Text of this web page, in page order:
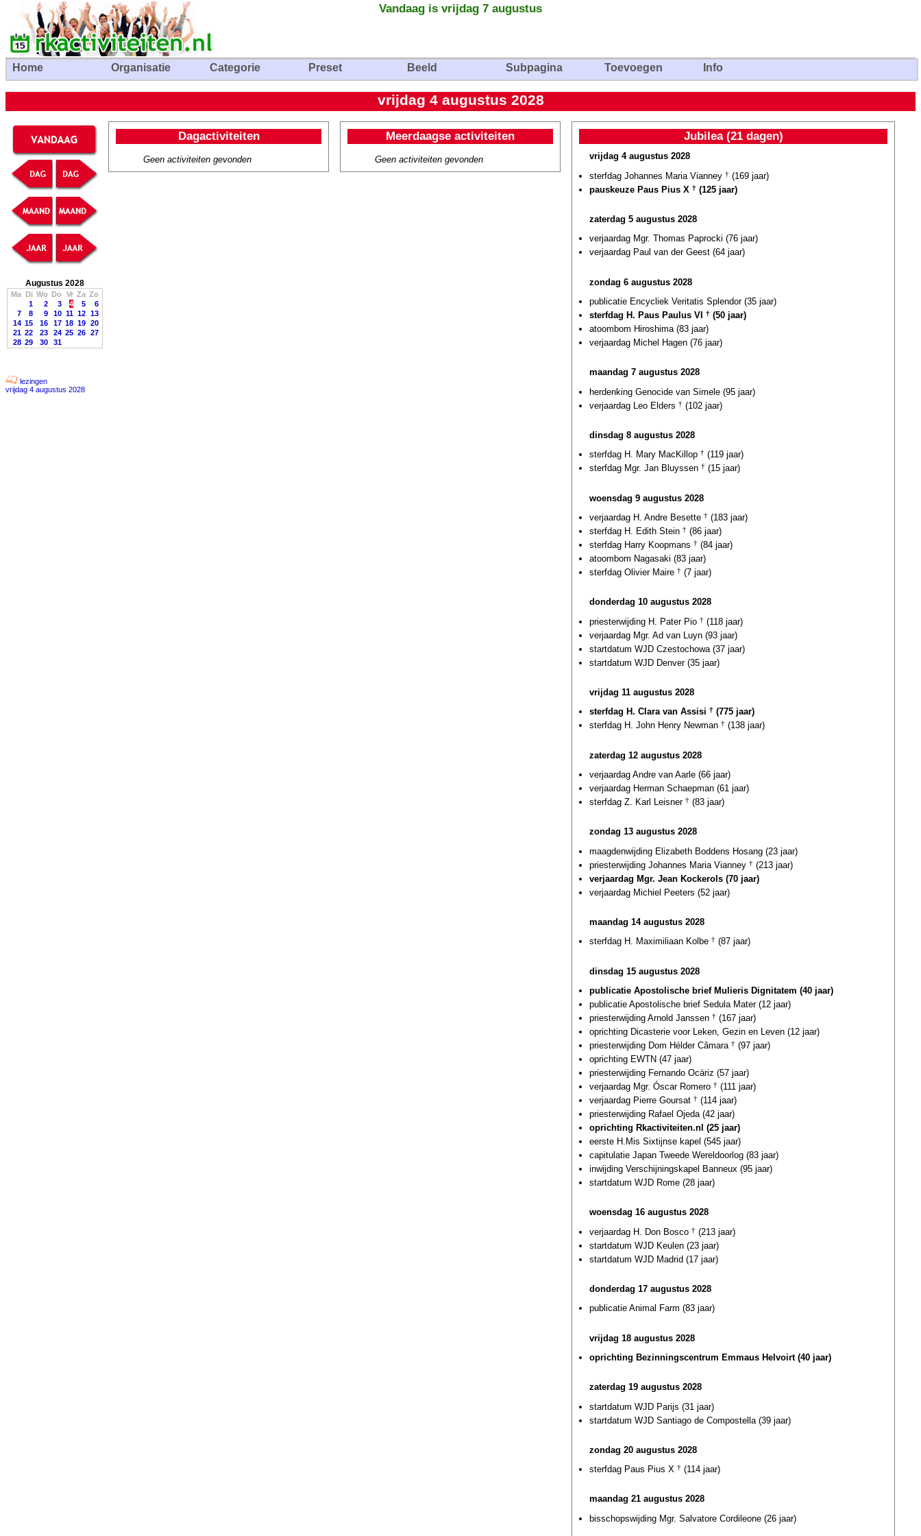
Vandaag is vrijdag 7 augustus
Home Organisatie Categorie Preset Beeld Subpagina Toevoegen Info
vrijdag 4 augustus 2028
Augustus 2028
Ma Di Wo Do Vr Za Zo
1
2 3 4 5
6
7
8 9 10 11 12 13
14 15 16 17 18 19 20
21 22 23 24 25 26 27
28 29 30 31
lezingen
vrijdag 4 augustus 2028
Dagactiviteiten
Geen activiteiten gevonden
Meerdaagse activiteiten
Geen activiteiten gevonden
Jubilea (21 dagen)
vrijdag 4 augustus 2028
sterfdag Johannes Maria Vianney † (169 jaar)
pauskeuze Paus Pius X † (125 jaar)
zaterdag 5 augustus 2028
verjaardag Mgr. Thomas Paprocki (76 jaar)
verjaardag Paul van der Geest (64 jaar)
zondag 6 augustus 2028
publicatie Encycliek Veritatis Splendor (35 jaar)
sterfdag H. Paus Paulus VI
† (50 jaar)
atoombom Hiroshima (83 jaar)
verjaardag Michel Hagen (76 jaar)
maandag 7 augustus 2028
herdenking Genocide van Simele (95 jaar)
verjaardag Leo Elders † (102 jaar)
dinsdag 8 augustus 2028
sterfdag H. Mary MacKillop † (119 jaar)
sterfdag Mgr. Jan Bluyssen † (15 jaar)
woensdag 9 augustus 2028
verjaardag H. Andre Besette † (183 jaar)
sterfdag H. Edith Stein † (86 jaar)
sterfdag Harry Koopmans † (84 jaar)
atoombom Nagasaki (83 jaar)
sterfdag Olivier Maire † (7 jaar)
donderdag 10 augustus 2028
priesterwijding H. Pater Pio † (118 jaar)
verjaardag Mgr. Ad van Luyn (93 jaar)
startdatum WJD Czestochowa (37 jaar)
startdatum WJD Denver (35 jaar)
vrijdag 11 augustus 2028
sterfdag H. Clara van Assisi † (775 jaar)
sterfdag H. John Henry Newman † (138 jaar)
zaterdag 12 augustus 2028
verjaardag Andre van Aarle (66 jaar)
verjaardag Herman Schaepman (61 jaar)
sterfdag Z. Karl Leisner † (83 jaar)
zondag 13 augustus 2028
maagdenwijding Elizabeth Boddens Hosang (23 jaar)
priesterwijding Johannes Maria Vianney † (213 jaar)
verjaardag Mgr. Jean Kockerols (70 jaar)
verjaardag Michiel Peeters (52 jaar)
maandag 14 augustus 2028
sterfdag H. Maximiliaan Kolbe † (87 jaar)
dinsdag 15 augustus 2028
publicatie Apostolische brief Mulieris Dignitatem (40 jaar)
publicatie Apostolische brief Sedula Mater (12 jaar)
priesterwijding Arnold Janssen † (167 jaar)
oprichting Dicasterie voor Leken, Gezin en Leven (12 jaar)
priesterwijding Dom Hélder Câmara † (97 jaar)
oprichting EWTN (47 jaar)
priesterwijding Fernando Ocáriz (57 jaar)
verjaardag Mgr. Óscar Romero † (111 jaar)
verjaardag Pierre Goursat † (114 jaar)
priesterwijding Rafael Ojeda (42 jaar)
oprichting Rkactiviteiten.nl (25 jaar)
eerste H.Mis Sixtijnse kapel (545 jaar)
capitulatie Japan Tweede Wereldoorlog (83 jaar)
inwijding Verschijningskapel Banneux (95 jaar)
startdatum WJD Rome (28 jaar)
woensdag 16 augustus 2028
verjaardag H. Don Bosco † (213 jaar)
startdatum WJD Keulen (23 jaar)
startdatum WJD Madrid (17 jaar)
donderdag 17 augustus 2028
publicatie Animal Farm (83 jaar)
vrijdag 18 augustus 2028
oprichting Bezinningscentrum Emmaus Helvoirt (40 jaar)
zaterdag 19 augustus 2028
startdatum WJD Parijs (31 jaar)
startdatum WJD Santiago de Compostella (39 jaar)
zondag 20 augustus 2028
sterfdag Paus Pius X † (114 jaar)
maandag 21 augustus 2028
bisschopswijding Mgr. Salvatore Cordileone (26 jaar)